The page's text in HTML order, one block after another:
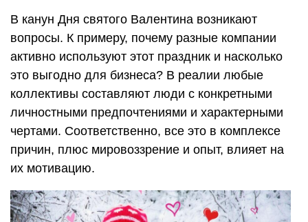
В канун Дня святого Валентина возникают
вопросы. К примеру, почему разные компании
активно используют этот праздник и насколько
это выгодно для бизнеса? В реалии любые
коллективы составляют люди с конкретными
личностными предпочтениями и характерными
чертами. Соответственно, все это в комплексе
причин, плюс мировоззрение и опыт, влияет на
их мотивацию.